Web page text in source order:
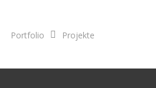
Portfolio
Projekte